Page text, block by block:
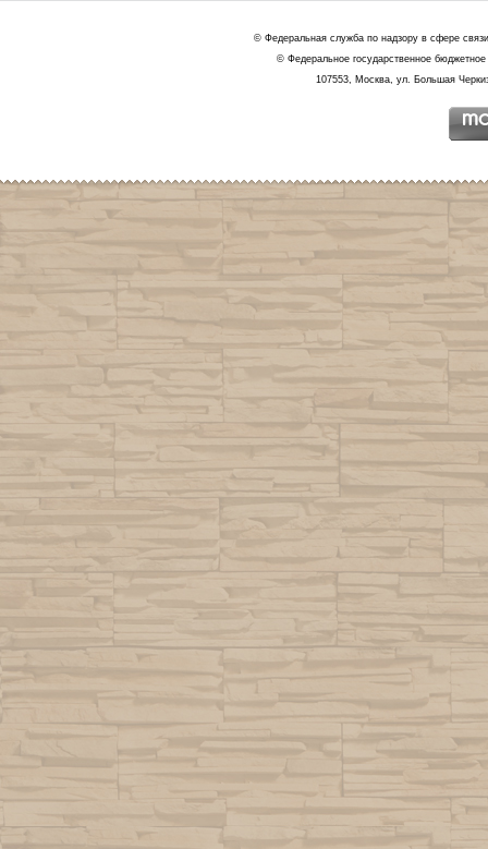
© Федеральная служба по надзору в сфере
© Федеральное государственное
107553, Москва, ул. Большая